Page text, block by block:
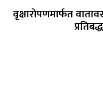
वृक्षारोपणमार्फत